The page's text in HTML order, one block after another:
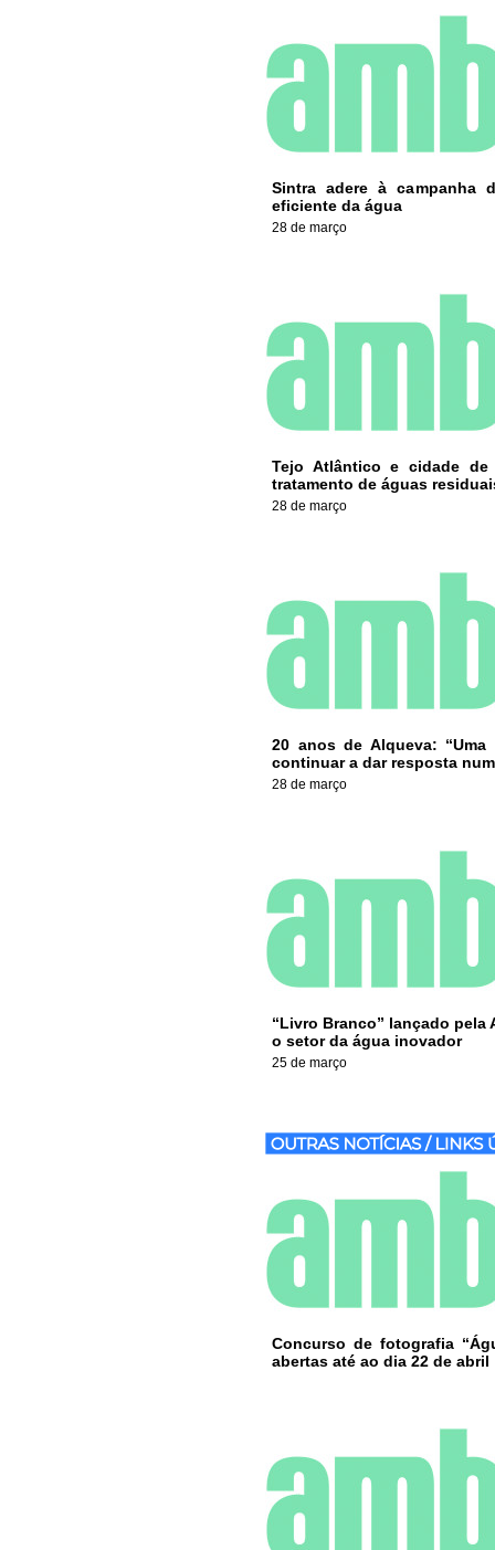
Sintra adere à campanha
eficiente da água
28 de março
Tejo Atlântico e cidade
tratamento de águas
28 de março
20 anos de Alqueva:
continuar a dar resposta
28 de março
“Livro Branco” lançado
o setor da água inovador
25 de março
Concurso de fotografia
abertas até ao dia 22 de abril